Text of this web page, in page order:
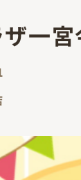
一